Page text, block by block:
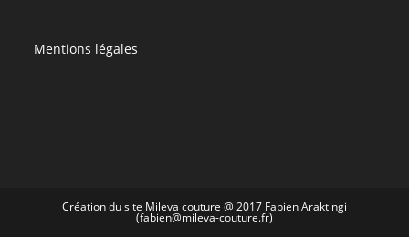
Mentions légales
Création du site Mileva couture @ 2017 Fabien Araktingi
(fabien@mileva-couture.fr)